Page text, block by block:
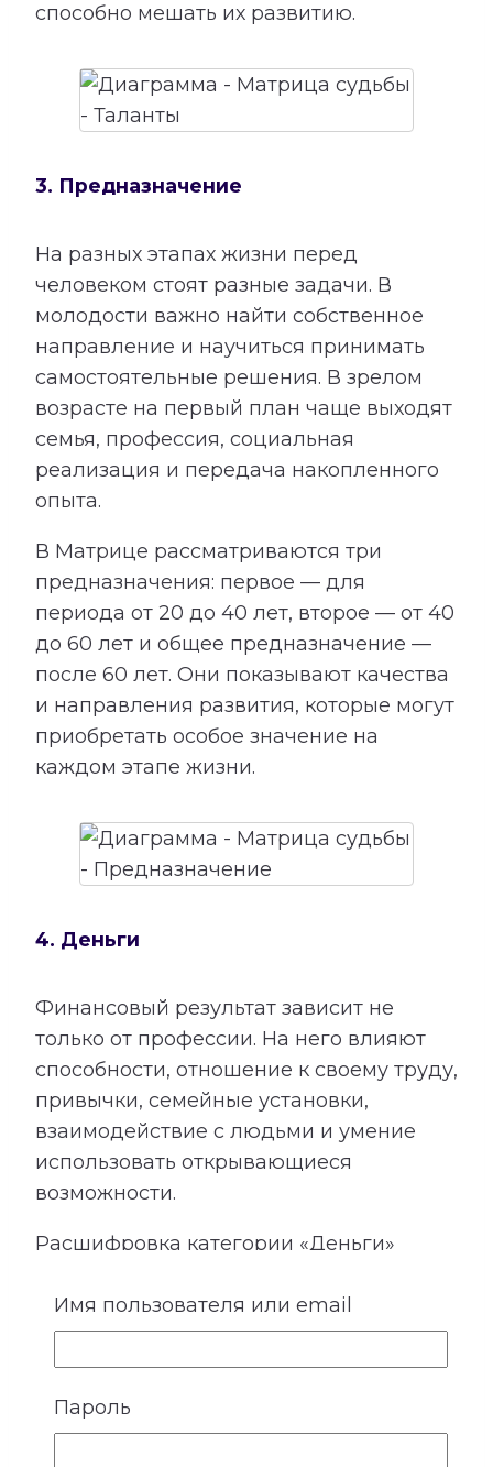
способно мешать их развитию.
3. Предназначение
На разных этапах жизни перед
человеком стоят разные задачи. В
молодости важно найти собственное
направление и научиться принимать
самостоятельные решения. В зрелом
возрасте на первый план чаще выходят
семья, профессия, социальная
реализация и передача накопленного
опыта.
В Матрице рассматриваются три
предназначения: первое — для
периода от 20 до 40 лет, второе — от 40
до 60 лет и общее предназначение —
после 60 лет. Они показывают качества
и направления развития, которые могут
приобретать особое значение на
каждом этапе жизни.
4. Деньги
Финансовый результат зависит не
только от профессии. На него влияют
способности, отношение к своему труду,
привычки, семейные установки,
взаимодействие с людьми и умение
использовать открывающиеся
возможности.
Расшифровка категории «Деньги»
деятельности, качества, необходимые
для успеха, возможные причины
лишних расходов, внутренние
препятствия для заработка и условия
более устойчивого денежного потока.
Имя пользователя или email
Пароль